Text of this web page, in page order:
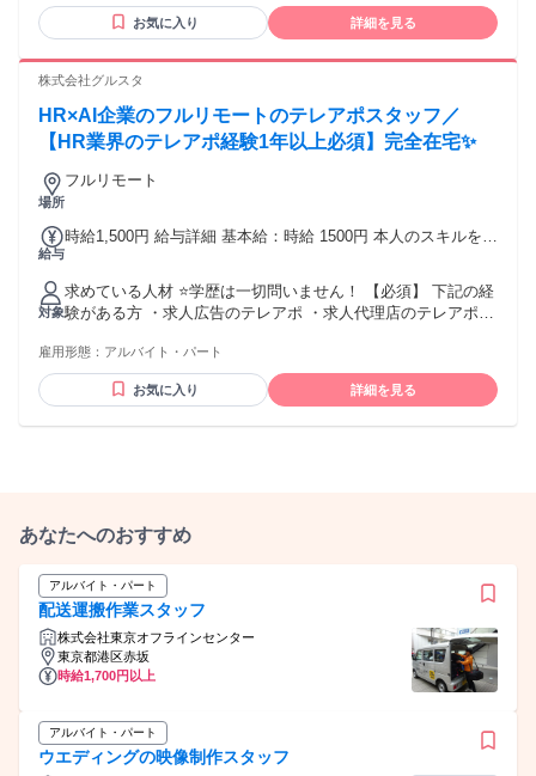
成ツールのテレアポ テレフォンアポインター、カスタマーセ
ンター、お客様サポート、 コールセンター、コールスタッ
お気に入り 詳細を見る
株式会社グルスタ
HR×AI企業のフルリモートのテレアポスタッフ／
【HR業界のテレアポ経験1年以上必須】完全在宅✨
場所
フルリモート
給与
時給1,500円 給与詳細 基本給：時給 1500円 本人のスキルを考
「フルタイムじゃなくても、しっかり安定収入！」 「頑張り
に応じて時給もぐんぐんUP！」
対象
求めている人材 ⭐学歴は一切問いません！ 【必須】 下記の経
験がある方 ・求人広告のテレアポ ・求人代理店のテレアポ
派遣のテレアポ ・採用代行会社でのテレアポ ・研修／人材育
成ツールのテレアポ テレフォンアポインター、カスタマーセ
ンター、お客様サポート、 コールセンター、コールスタッ
雇用形態： アルバイト・パート
お気に入り 詳細を見る
あなたへのおすすめ
アルバイト・パート
配送運搬作業スタッフ
株式会社東京オフラインセンター
東京都港区赤坂
時給1,700円以上
アルバイト・パート
ウエディングの映像制作スタッフ